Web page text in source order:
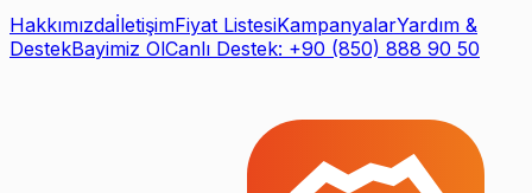
HakkımızdaİletişimFiyat ListesiKampanyalarYardım &
DestekBayimiz OlCanlı Destek: +90 (850) 888 90 50